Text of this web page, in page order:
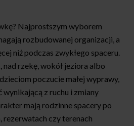
Najprostszym wyborem
rozbudowanej organizacji, a
niż podczas zwykłego spaceru.
rzekę, wokół jeziora albo
poczucie małej wyprawy,
wynikającą z ruchu i zmiany
mają rodzinne spacery po
rezerwatach czy terenach